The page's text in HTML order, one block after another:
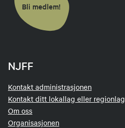
Bli medlem!
NJFF
Kontakt administrasjonen
Kontakt ditt lokallag eller regionlag
Om oss
Organisasjonen